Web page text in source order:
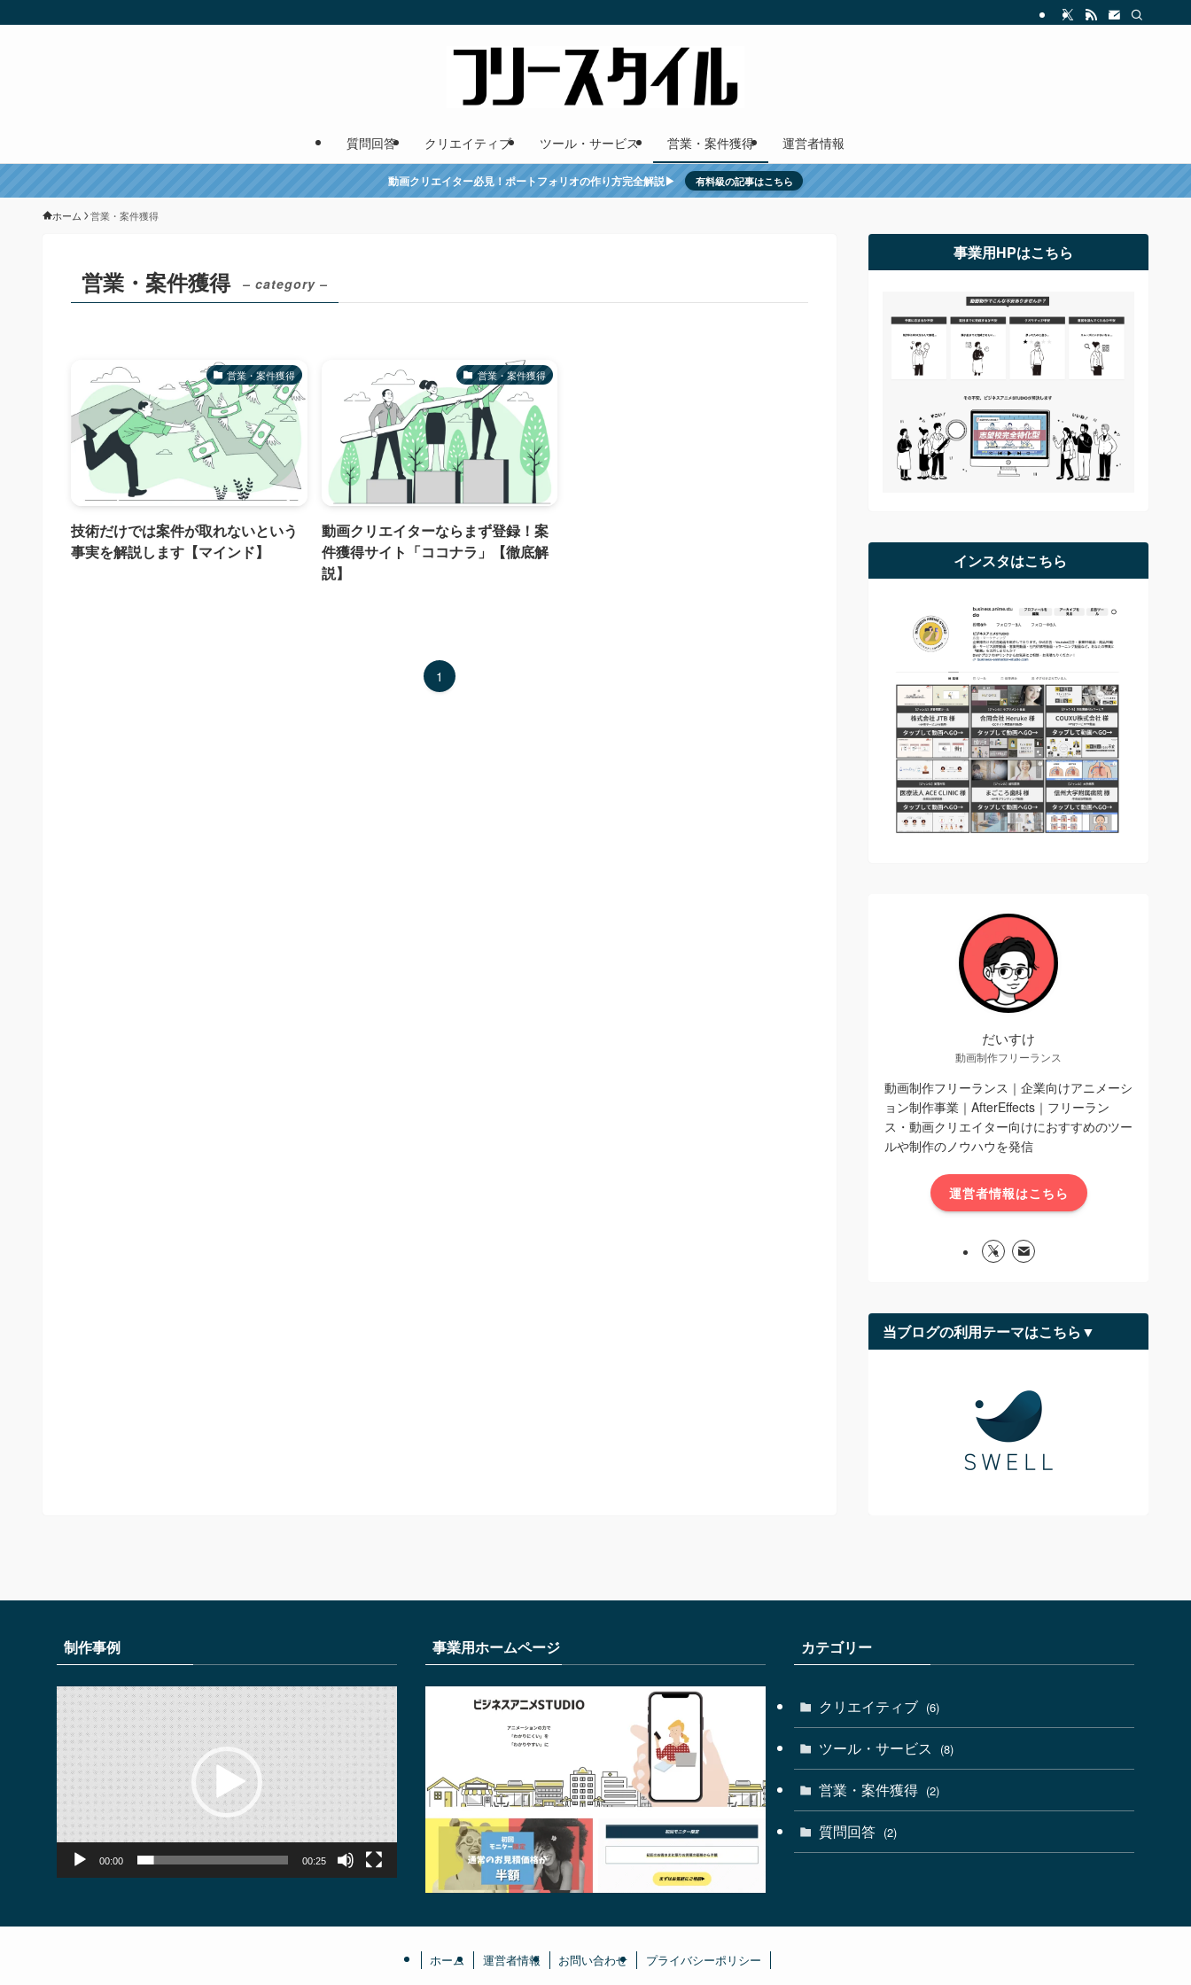
質問回答 クリエイティブ ツール・サービス 営業・案件獲得 運営者情報
動画クリエイター必見！ポートフォリオの作り方完全解説▶︎ 有料級の記事はこちら
ホーム 営業・案件獲得
営業・案件獲得 – category –
営業・案件獲得
技術だけでは案件が取れないという
事実を解説します【マインド】
営業・案件獲得
動画クリエイターならまず登録！案
件獲得サイト「ココナラ」【徹底解
説】
1
事業用HPはこちら
インスタはこちら
だいすけ
動画制作フリーランス
動画制作フリーランス｜企業向けアニメーシ
ョン制作事業｜AfterEffects｜フリーラン
ス・動画クリエイター向けにおすすめのツー
ルや制作のノウハウを発信
運営者情報はこちら
当ブログの利用テーマはこちら▼
制作事例
動
画
プ
レ
ー
ヤ
ー
00:00 00:25
事業用ホームページ カテゴリー
クリエイティブ (6)
ツール・サービス (8)
営業・案件獲得 (2)
質問回答 (2)
ホーム 運営者情報 お問い合わせ プライバシーポリシー